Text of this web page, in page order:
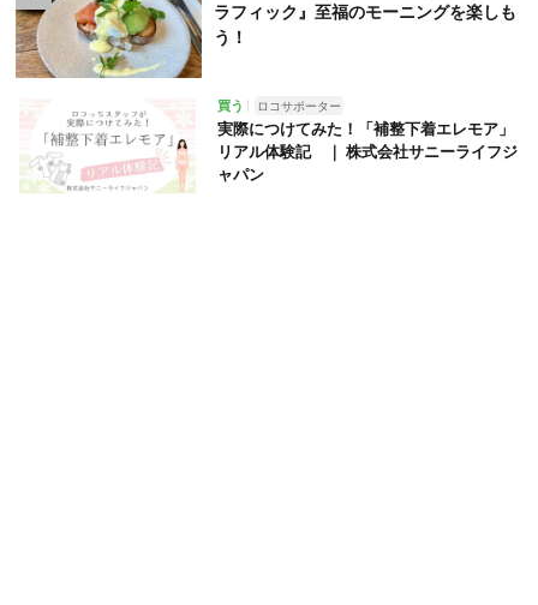
ラフィック』至福のモーニングを楽しも
う！
買う ロコサポーター
実際につけてみた！「補整下着エレモア」
リアル体験記 ｜ 株式会社サニーライフジ
ャパン